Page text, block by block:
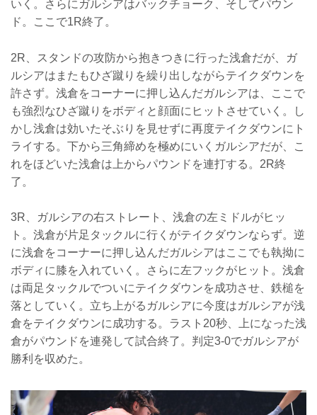
いく。さらにガルシアはバックチョーク、そしてパウン
ド。ここで1R終了。
2R、スタンドの攻防から抱きつきに行った浅倉だが、ガ
ルシアはまたもひざ蹴りを繰り出しながらテイクダウンを
許さず。浅倉をコーナーに押し込んだガルシアは、ここで
も強烈なひざ蹴りをボディと顔面にヒットさせていく。し
かし浅倉は効いたそぶりを見せずに再度テイクダウンにト
ライする。下から三角締めを極めにいくガルシアだが、こ
れをほどいた浅倉は上からパウンドを連打する。2R終
了。
3R、ガルシアの右ストレート、浅倉の左ミドルがヒッ
ト。浅倉が片足タックルに行くがテイクダウンならず。逆
に浅倉をコーナーに押し込んだガルシアはここでも執拗に
ボディに膝を入れていく。さらに左フックがヒット。浅倉
は両足タックルでついにテイクダウンを成功させ、鉄槌を
落としていく。立ち上がるガルシアに今度はガルシアが浅
倉をテイクダウンに成功する。ラスト20秒、上になった浅
倉がパウンドを連発して試合終了。判定3-0でガルシアが
勝利を収めた。